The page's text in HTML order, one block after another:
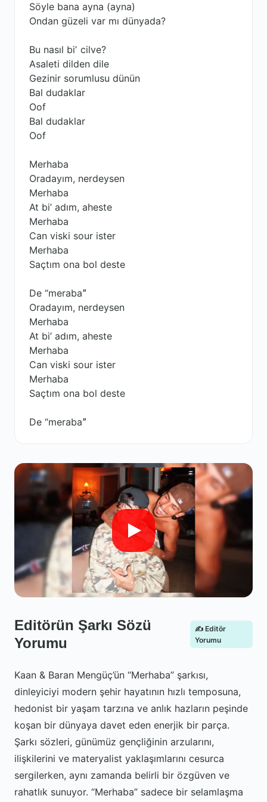
Söyle bana ayna (ayna)
Ondan güzeli var mı dünyada?
Bu nasıl biʼ cilve?
Asaleti dilden dile
Gezinir sorumlusu dünün
Bal dudaklar
Oof
Bal dudaklar
Oof
Merhaba
Oradayım, nerdeysen
Merhaba
At bi’ adım, aheste
Merhaba
Can viski sour ister
Merhaba
Saçtım ona bol deste
De “merabaˮ
Oradayım, nerdeysen
Merhaba
At bi’ adım, aheste
Merhaba
Can viski sour ister
Merhaba
Saçtım ona bol deste
De “merabaˮ
Editörün Şarkı Sözü
Yorumu
✍️ Editör
Yorumu
Kaan & Baran Mengüç’ün “Merhaba” şarkısı,
dinleyiciyi modern şehir hayatının hızlı temposuna,
hedonist bir yaşam tarzına ve anlık hazların peşinde
koşan bir dünyaya davet eden enerjik bir parça.
Şarkı sözleri, günümüz gençliğinin arzularını,
ilişkilerini ve materyalist yaklaşımlarını cesurca
sergilerken, aynı zamanda belirli bir özgüven ve
rahatlık sunuyor. “Merhaba” sadece bir selamlaşma